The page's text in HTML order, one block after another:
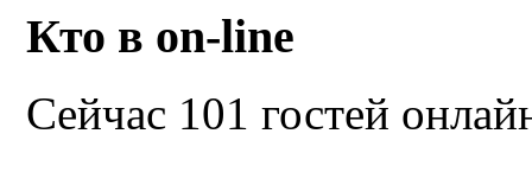
Кто в on-line
Сейчас 101 гостей